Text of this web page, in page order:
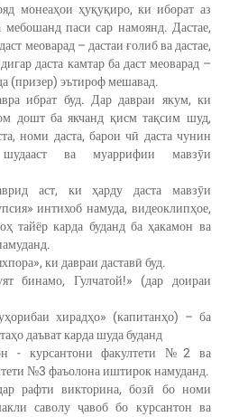
монеаҳои ҳуқуқиро, ки иборат аз
мебошанд паси сар намоянд. Дастае,
меоварад – дастаи ғолиб ва дастае,
даста камтар ба даст меоварад –
(призер) эътироф мешавад.
ибрат буд. Дар давраи якум, ки
дошт ба якчанд қисм тақсим шуд,
номи даста, барои чӣ даста чунин
ва муаррифии мавзӯи
аст, ки ҳарду даста мавзӯи
интихоб намуда, видеоклипҳое,
тайёр карда буданд ба ҳакамон ва
ки давраи даставӣ буд.
бинамо, Гулчатой!» (дар доираи
хирадҳо» (капитанҳо) – ба
даъват карда шуда буданд
- курсантони факултети №2 ва
№3 фаъолона иштирок намуданд.
рафти викторина, бозӣ бо номи
саволу ҷавоб бо курсантон ва